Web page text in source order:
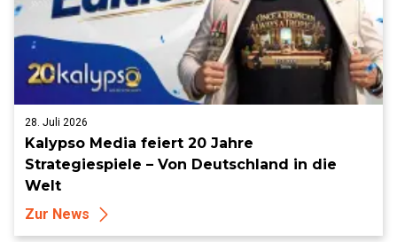
28. Juli 2026
Kalypso Media feiert 20 Jahre
Strategiespiele – Von Deutschland in die
Welt
Zur News